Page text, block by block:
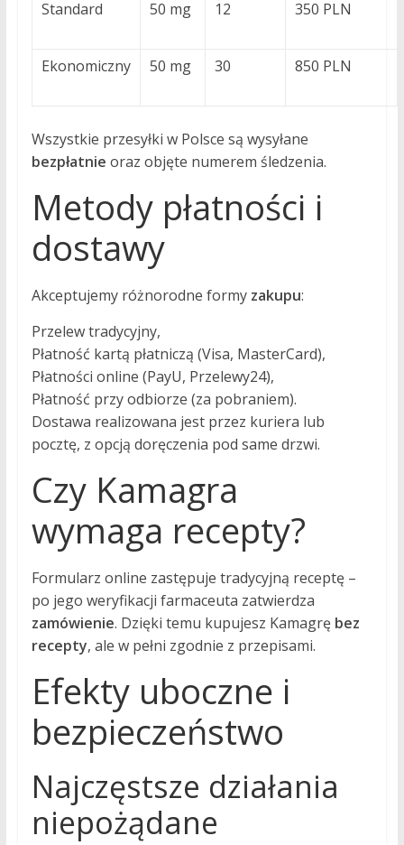
Standard 50 mg 12 350 PLN
Ekonomiczny 50 mg 30 850 PLN
Wszystkie przesyłki w Polsce są wysyłane
bezpłatnie oraz objęte numerem śledzenia.
Metody płatności i
dostawy
Akceptujemy różnorodne formy zakupu:
Przelew tradycyjny,
Płatność kartą płatniczą (Visa, MasterCard),
Płatności online (PayU, Przelewy24),
Płatność przy odbiorze (za pobraniem).
Dostawa realizowana jest przez kuriera lub
pocztę, z opcją doręczenia pod same drzwi.
Czy Kamagra
wymaga recepty?
Formularz online zastępuje tradycyjną receptę –
po jego weryfikacji farmaceuta zatwierdza
zamówienie. Dzięki temu kupujesz Kamagrę bez
recepty, ale w pełni zgodnie z przepisami.
Efekty uboczne i
bezpieczeństwo
Najczęstsze działania
niepożądane